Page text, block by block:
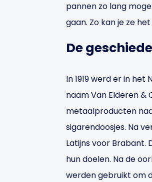
pannen zo lang
gaan. Zo kan je ze
De
In 1919 werd er in
naam Van Elderen &
metaalproducten
sigarendoosjes. Na
Latijns voor Brabant.
hun doelen. Na de
werden gebruikt om